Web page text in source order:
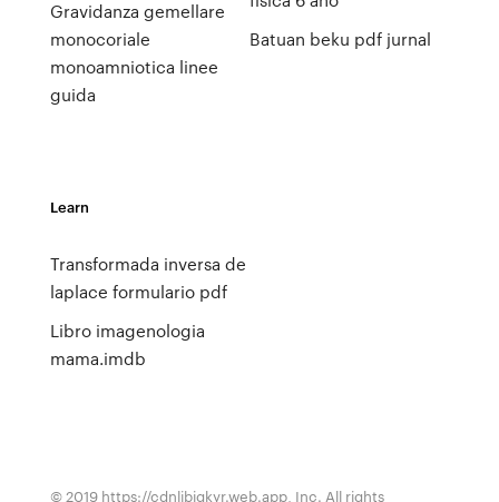
Gravidanza gemellare
monocoriale
monoamniotica linee
guida
Batuan beku pdf jurnal
Learn
Transformada inversa de
laplace formulario pdf
Libro imagenologia
mama.imdb
© 2019 https://cdnlibigkyr.web.app, Inc. All rights